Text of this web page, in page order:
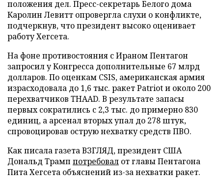
положения дел. Пресс-секретарь Белого дома
Каролин Левитт опровергла слухи о конфликте,
подчеркнув, что президент высоко оценивает
работу Хегсета.
На фоне противостояния с Ираном Пентагон
запросил у Конгресса дополнительные 67 млрд
долларов. По оценкам CSIS, американская армия
израсходовала до 1,6 тыс. ракет Patriot и около 200
перехватчиков THAAD. В результате запасы
первых сократились с 2,3 тыс. до примерно 830
единиц, а арсенал вторых упал до 278 штук,
спровоцировав острую нехватку средств ПВО.
Как писала газета ВЗГЛЯД, президент США
Дональд Трамп потребовал от главы Пентагона
Пита Хегсета объяснений из-за нехватки ракет.